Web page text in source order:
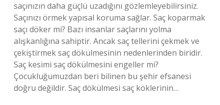
saçınızın daha güçlü uzadığını gözlemleyebilirsiniz.
Saçınızı örmek yapısal koruma sağlar. Saç koparmak
saçı döker mi? Bazı insanlar saçlarını yolma
alışkanlığına sahiptir. Ancak saç tellerini çekmek ve
çekiştirmek saç dökülmesinin nedenlerinden biridir.
Saç kesimi saç dökülmesini engeller mi?
Çocukluğumuzdan beri bilinen bu şehir efsanesi
doğru değildir. Saç dökülmesi saç köklerinin…